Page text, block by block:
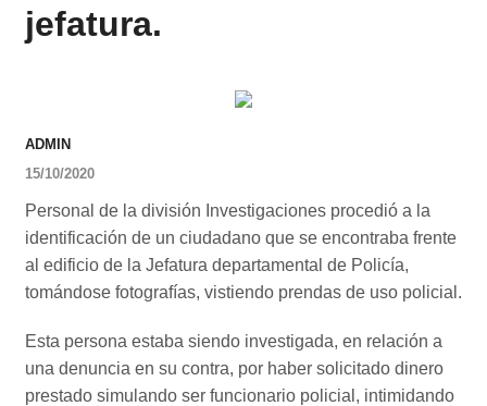
jefatura.
ADMIN
15/10/2020
Personal de la división Investigaciones procedió a la
identificación de un ciudadano que se encontraba frente
al edificio de la Jefatura departamental de Policía,
tomándose fotografías, vistiendo prendas de uso policial.
Esta persona estaba siendo investigada, en relación a
una denuncia en su contra, por haber solicitado dinero
prestado simulando ser funcionario policial, intimidando